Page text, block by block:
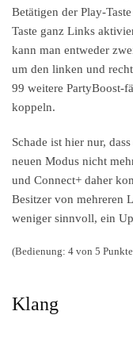
Betätigen der Play-
Taste ganz Links
kann man entweder
um den linken und
99 weitere PartyBoost-
koppeln.
Schade ist hier nur,
neuen Modus nicht
und Connect+ daher
Besitzer von mehreren
weniger sinnvoll, ein
(Bedienung: 4 von 5
Klang